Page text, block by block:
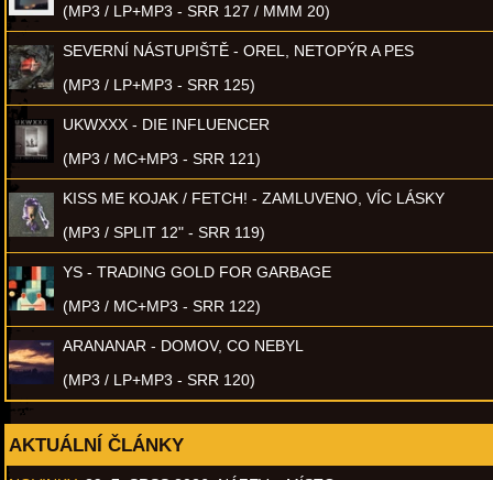
(MP3 / LP+MP3 - SRR 127 / MMM 20)
SEVERNÍ NÁSTUPIŠTĚ - OREL, NETOPÝR A PES
(MP3 / LP+MP3 - SRR 125)
UKWXXX - DIE INFLUENCER
(MP3 / MC+MP3 - SRR 121)
KISS ME KOJAK / FETCH! - ZAMLUVENO, VÍC LÁSKY
(MP3 / SPLIT 12" - SRR 119)
YS - TRADING GOLD FOR GARBAGE
(MP3 / MC+MP3 - SRR 122)
ARANANAR - DOMOV, CO NEBYL
(MP3 / LP+MP3 - SRR 120)
AKTUÁLNÍ ČLÁNKY